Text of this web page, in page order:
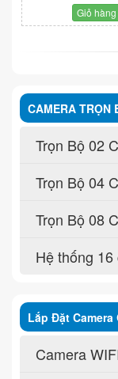
Giỏ hàng
CAMERA TRỌN
Trọn Bộ 02
Trọn Bộ 04
Trọn Bộ 08
Hệ thống
Lắp Đặt Camera
Camera